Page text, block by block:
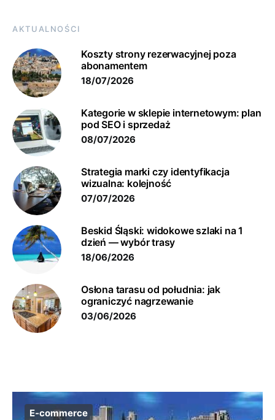
AKTUALNOŚCI
Koszty strony rezerwacyjnej poza
abonamentem
18/07/2026
Kategorie w sklepie internetowym: plan
pod SEO i sprzedaż
08/07/2026
Strategia marki czy identyfikacja
wizualna: kolejność
07/07/2026
Beskid Śląski: widokowe szlaki na 1
dzień — wybór trasy
18/06/2026
Osłona tarasu od południa: jak
ograniczyć nagrzewanie
03/06/2026
E-commerce